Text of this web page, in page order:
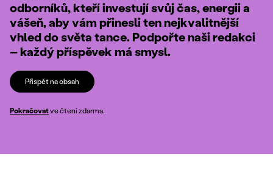
odborníků, kteří investují svůj čas, energii a
vášeň, aby vám přinesli ten nejkvalitnější
vhled do světa tance. Podpořte naši redakci
– každý příspěvek má smysl.
Přispět na obsah
Pokračovatve čtení zdarma.